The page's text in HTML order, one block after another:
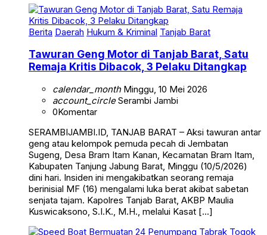
Berita Daerah Hukum & Kriminal Tanjab Barat
Tawuran Geng Motor di Tanjab Barat, Satu
Remaja Kritis Dibacok, 3 Pelaku Ditangkap
calendar_monthMinggu, 10 Mei 2026
account_circleSerambi Jambi
0Komentar
SERAMBIJAMBI.ID, TANJAB BARAT – Aksi tawuran antar
geng atau kelompok pemuda pecah di Jembatan
Sugeng, Desa Bram Itam Kanan, Kecamatan Bram Itam,
Kabupaten Tanjung Jabung Barat, Minggu (10/5/2026)
dini hari. Insiden ini mengakibatkan seorang remaja
berinisial MF (16) mengalami luka berat akibat sabetan
senjata tajam. Kapolres Tanjab Barat, AKBP Maulia
Kuswicaksono, S.I.K., M.H., melalui Kasat […]